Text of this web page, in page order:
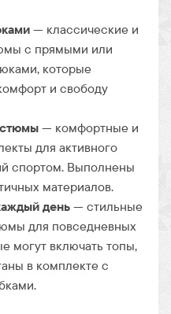
— классические и
с прямыми или
которые
и свободу
— комфортные и
для активного
спортом. Выполнены
материалов.
день— стильные
для повседневных
могут включать топы,
в комплекте с